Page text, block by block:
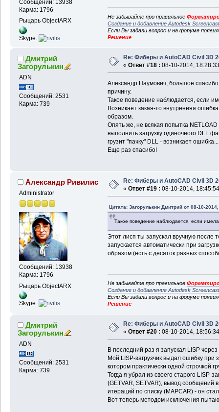
Сообщений: 13938
Карма: 1796
Рыцарь ObjectARX
Skype:
Не забывайте про правильное
Создание и добавление Autodesk
Если Вы задали вопрос и на форуме
Решение
Дмитрий
Загорулькин
ADN
Сообщений: 2531
Карма: 739
Re: Фиберы и AutoCAD Civil 3D
« Ответ #18 : 08-10-2014,
Александр Наумович, большое
причину.
Такое поведение наблюдается, если
Возникает какая-то внутренняя
образом.
Опять же, не всякая попытка
выполнить загрузку одиночного DLL
грузит "пачку" DLL - возникает
Еще раз спасибо!
Александр Ривилис
Administrator
Сообщений: 13938
Карма: 1796
Рыцарь ObjectARX
Skype:
Re: Фиберы и AutoCAD Civil 3D
« Ответ #19 : 08-10-2014,
Цитата: Загорулькин Дмитрий от 08-10-
Такое поведение наблюдается, если
Этот лисп ты запускал вручную после
запускается автоматически при
образом (есть с десяток разных
Не забывайте про правильное
Создание и добавление Autodesk
Если Вы задали вопрос и на форуме
Решение
Дмитрий
Загорулькин
ADN
Сообщений: 2531
Карма: 739
Re: Фиберы и AutoCAD Civil 3D
« Ответ #20 : 08-10-2014,
В последний раз я запускал LISP
Мой LISP-загрузчик выдал ошибку при
котором практически одной строчкой
Тогда я убрал из своего старого LISP-
(GETVAR, SETVAR), вывод сообщений
итераций по списку (MAPCAR) - он
Вот теперь методом исключения